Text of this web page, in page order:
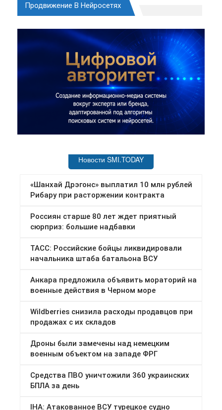
Продвижение В Нейросетях